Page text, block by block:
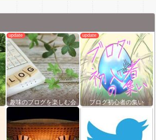
趣味のブログを楽しむ会 ブログ初心者の集い